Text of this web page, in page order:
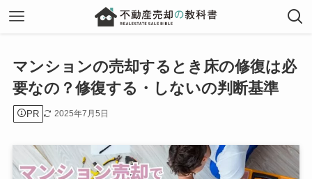
マンションの売却するとき床の修復は必
要なの？修復する・しないの判断基準
PR 2025年7月5日